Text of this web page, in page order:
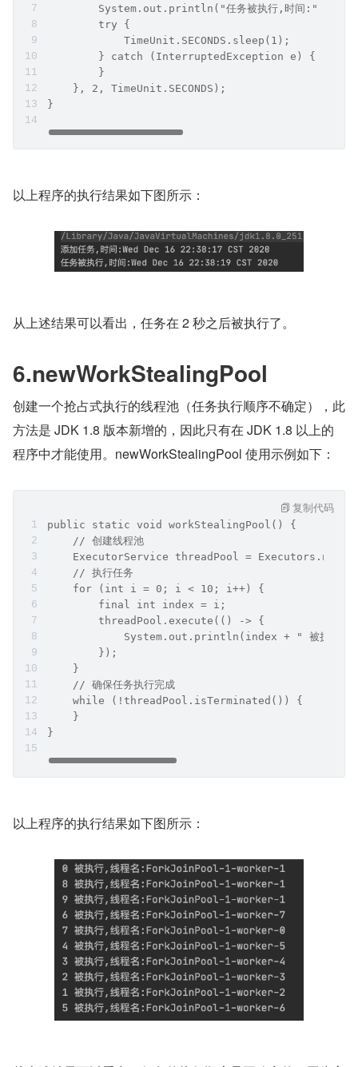
System.out.println("任务被执行,时间:" +
        try {
            TimeUnit.SECONDS.sleep(1);
        } catch (InterruptedException e) {
        }
    }, 2, TimeUnit.SECONDS);
}
以上程序的执行结果如下图所示：
从上述结果可以看出，任务在 2 秒之后被执行了。
6.newWorkStealingPool
创建一个抢占式执行的线程池（任务执行顺序不确定），此
方法是 JDK 1.8 版本新增的，因此只有在 JDK 1.8 以上的
程序中才能使用。newWorkStealingPool 使用示例如下：
public static void workStealingPool() {
    // 创建线程池
ExecutorService threadPool =
    // 执行任务
    for (int i = 0; i < 10; i++) {
        final int index = i;
        threadPool.execute(() -> {
System.out.println(index + " 被执行,
        });
    }
    // 确保任务执行完成
    while (!threadPool.isTerminated()) {
    }
}
复制代码
以上程序的执行结果如下图所示：